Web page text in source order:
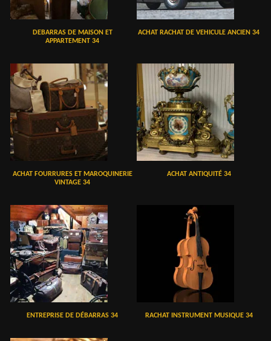
DEBARRAS DE MAISON ET
APPARTEMENT 34
ACHAT RACHAT DE VEHICULE ANCIEN 34
ACHAT FOURRURES ET MAROQUINERIE
VINTAGE 34
ACHAT ANTIQUITÉ 34
ENTREPRISE DE DÉBARRAS 34 RACHAT INSTRUMENT MUSIQUE 34